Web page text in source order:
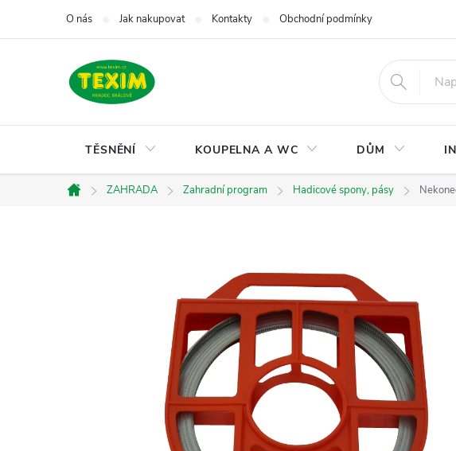
O nás Jak nakupovat Kontakty Obchodní podmínky Podmínky
TĚSNĚNÍ KOUPELNA A WC DŮM
Domů
ZAHRADA Zahradní program Hadicové spony, pásy